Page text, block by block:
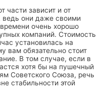
части зависит и от
они даже своими
очень хорошо
компаний. Стоимость
установилась на
вам обязательно стоит
В том случае, если в
хотя бы на пушечный
Советского Союза, речь
стабильности этой